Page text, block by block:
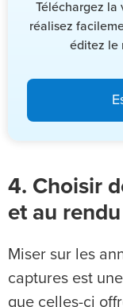
Téléchargez la
réalisez
éditez le
4. Choisir
et au
Miser sur les
captures est
que celles-ci